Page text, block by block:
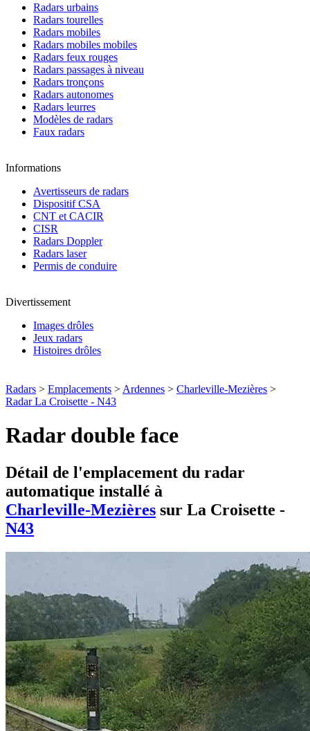
Radars urbains
Radars tourelles
Radars mobiles
Radars mobiles mobiles
Radars feux rouges
Radars passages à niveau
Radars tronçons
Radars autonomes
Radars leurres
Modèles de radars
Faux radars
Informations
Avertisseurs de radars
Dispositif CSA
CNT et CACIR
CISR
Radars Doppler
Radars laser
Permis de conduire
Divertissement
Images drôles
Jeux radars
Histoires drôles
Radars > Emplacements > Ardennes > Charleville-Mezières >
Radar La Croisette - N43
Radar double face
Détail de l'emplacement du radar
automatique installé à
Charleville-Mezières sur La Croisette -
N43